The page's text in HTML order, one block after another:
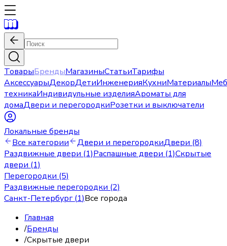
ТоварыБрендыМагазиныСтатьиТарифы
АксессуарыДекорДетиИнженерияКухниМатериалы
техникаИндивидульные изделияАроматы для
домаДвери и перегородкиРозетки и выключатели
Локальные бренды
Все категории
Двери и перегородкиДвери (8)
Раздвижные двери (1)Распашные двери (1)Скрытые
двери (1)
Перегородки (5)
Раздвижные перегородки (2)
Санкт-Петербург(1)Все города
Главная
/Бренды
/Скрытые двери